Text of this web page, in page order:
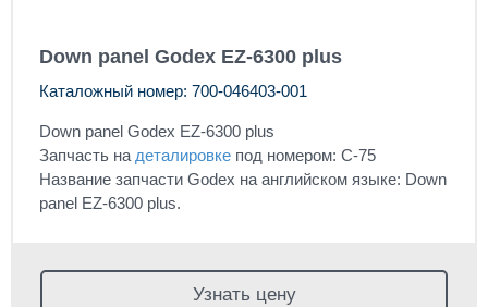
Down panel Godex EZ-6300 plus
Каталожный номер: 700-046403-001
Down panel Godex EZ-6300 plus
Запчасть на деталировке под номером: C-75
Название запчасти Godex на английском языке: Down
panel EZ-6300 plus.
Узнать цену